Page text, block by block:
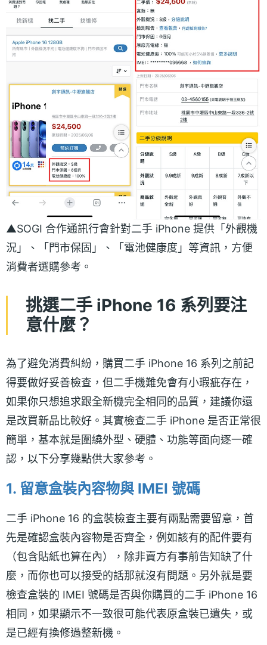
▲SOGI 合作通訊行會針對二手 iPhone 提供「外觀機
況」、「門市保固」、「電池健康度」等資訊，方便
消費者選購參考。
挑選二手 iPhone 16 系列要注
意什麼？
為了避免消費糾紛，購買二手 iPhone 16 系列之前記
得要做好妥善檢查，但二手機難免會有小瑕疵存在，
如果你只想追求跟全新機完全相同的品質，建議你還
是改買新品比較好。其實檢查二手 iPhone 是否正常很
簡單，基本就是圍繞外型、硬體、功能等面向逐一確
認，以下分享幾點供大家參考。
1. 留意盒裝內容物與 IMEI 號碼
二手 iPhone 16 的盒裝檢查主要有兩點需要留意，首
先是確認盒裝內容物是否齊全，例如該有的配件要有
（包含貼紙也算在內），除非賣方有事前告知缺了什
麼，而你也可以接受的話那就沒有問題。另外就是要
檢查盒裝的 IMEI 號碼是否與你購買的二手 iPhone 16
相同，如果顯示不一致很可能代表原盒裝已遺失，或
是已經有換修過整新機。